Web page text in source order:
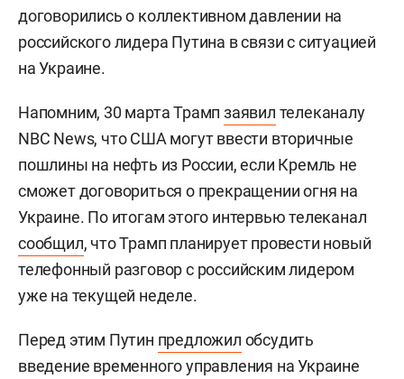
договорились о коллективном давлении на
российского лидера Путина в связи с ситуацией
на Украине.
Напомним, 30 марта Трампзаявил телеканалу
NBC News, что США могут ввести вторичные
пошлины на нефть из России, если Кремль не
сможет договориться о прекращении огня на
Украине. По итогам этого интервью телеканал
сообщил, что Трамп планирует провести новый
телефонный разговор с российским лидером
уже на текущей неделе.
Перед этим Путин предложил обсудить
введение временного управления на Украине